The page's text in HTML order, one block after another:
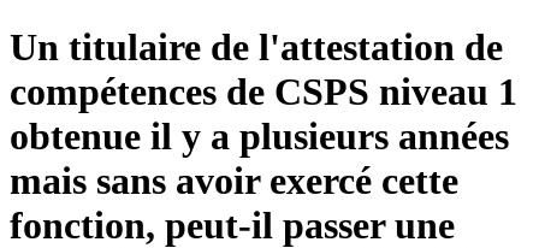
Un titulaire de l'attestation de
compétences de CSPS niveau 1
obtenue il y a plusieurs années
mais sans avoir exercé cette
fonction, peut-il passer une